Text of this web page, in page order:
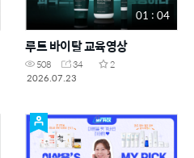
01 : 04
루트 바이탈 교육영상
508 34
2
2026.07.23